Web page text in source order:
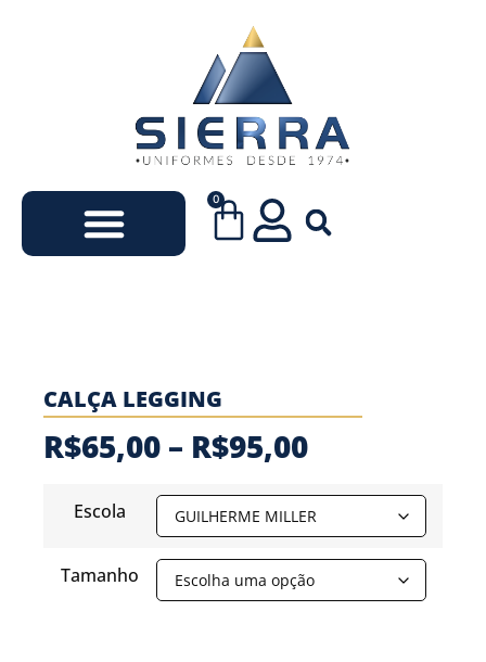
0
CALÇA LEGGING
R$65,00 – R$95,00
Escola
Tamanho